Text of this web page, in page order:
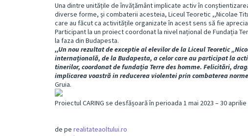
Una dintre unitățile de învățământ implicate activ în
diverse forme, și combaterii acesteia, Liceul Teoretic ,,Nicolae
care au făcut ca activitățile organizate în acest sens să fie
Participant la un proiect coordonat la nivel național de Fundația
la faza din Budapesta.
,,Un nou rezultat de exceptie al elevilor de la Liceul Teoretic
internațională, de la Budapesta, a celor care au participat la
tinerilor, coordonat de fundația Terre des homme. Felicitări,
implicarea voastră in reducerea violentei prin combaterea
Gruia.
Proiectul CARING se desfășoară în perioada 1 mai 2023 – 30
de pe realitateaoltului.ro